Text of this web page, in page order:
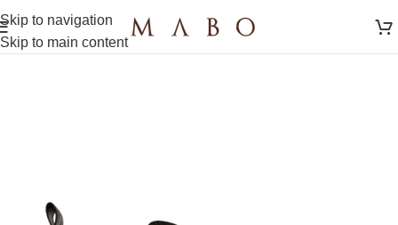
Skip to navigation
Skip to main content